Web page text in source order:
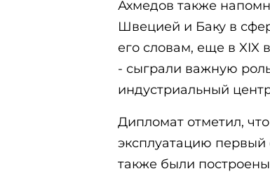
Ахмедов также
Швецией и Баку в
его словам, еще в XIX
- сыграли важную
индустриальный
Дипломат отметил,
эксплуатацию
также были